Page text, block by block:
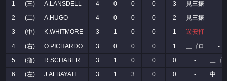
1
(三) A.LANSDELL 4 0 0 0 3 見三振
-
2
(二) A.HUGO 4 0 0 0 2 見三振
-
3
(中) K.WHITMORE 3 1 0 0 1 遊安打
-
4
(右) O.PICHARDO 3 0 0 0 1 三ゴロ
-
5
(指) R.SCHABER 3 1 0 0 0 -
三ゴ
6
(左) J.ALBAYATI 3 1 3 0 0 -
中